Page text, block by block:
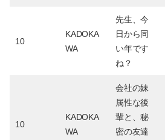
10
KADOKA
WA
先生、今
日から同
い年です
ね？
10
KADOKA
WA
会社の妹
属性な後
輩と、秘
密の友達